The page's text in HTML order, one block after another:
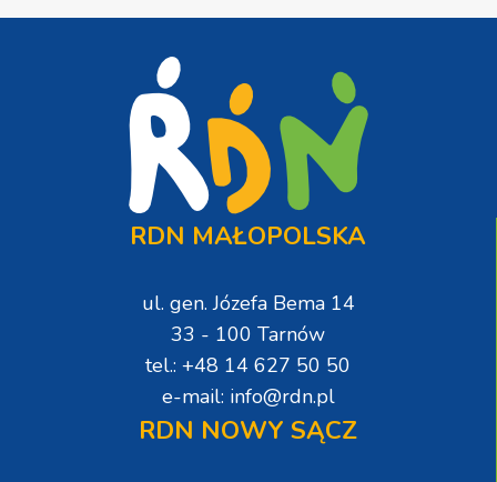
RDN MAŁOPOLSKA
ul. gen. Józefa Bema 14
33 - 100 Tarnów
tel.: +48 14 627 50 50
e-mail: info@rdn.pl
RDN NOWY SĄCZ